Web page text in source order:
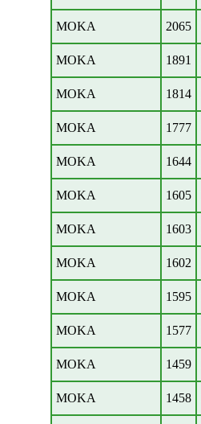
MOKA 2065
MOKA 1891
MOKA 1814
MOKA 1777
MOKA 1644
MOKA 1605
MOKA 1603
MOKA 1602
MOKA 1595
MOKA 1577
MOKA 1459
MOKA 1458